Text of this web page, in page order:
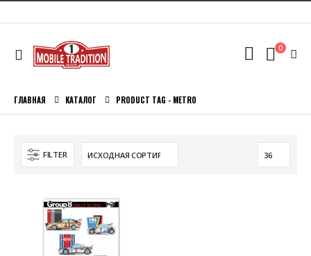
0
ГЛАВНАЯ КАТАЛОГ PRODUCT TAG - METRO
FILTER